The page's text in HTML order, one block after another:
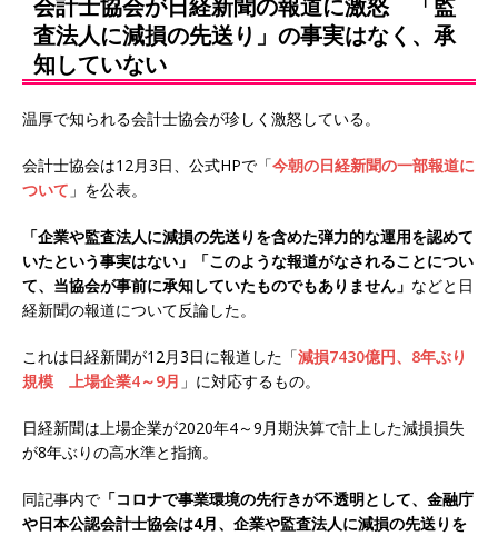
会計士協会が日経新聞の報道に激怒 「監
査法人に減損の先送り」の事実はなく、承
知していない
温厚で知られる会計士協会が珍しく激怒している。
会計士協会は12月3日、公式HPで「今朝の日経新聞の一部報道に
ついて 」を公表。
「企業や監査法人に減損の先送りを含めた弾力的な運用を認めて
いたという事実はない」「このような報道がなされることについ
て、当協会が事前に承知していたものでもありません」 などと日
経新聞の報道について反論した。
これは日経新聞が12月3日に報道した「減損7430億円、8年ぶり
規模 上場企業4～9月 」に対応するもの。
日経新聞は上場企業が2020年4～9月期決算で計上した減損損失
が8年ぶりの高水準と指摘。
同記事内で 「コロナで事業環境の先行きが不透明として、金融庁
や日本公認会計士協会は4月、企業や監査法人に減損の先送りを